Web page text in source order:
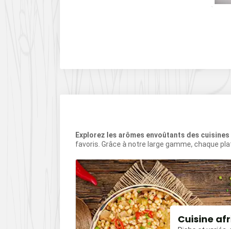
Explorez les arômes envoûtants des
favoris. Grâce à notre large gamme, chaque
Cuisine